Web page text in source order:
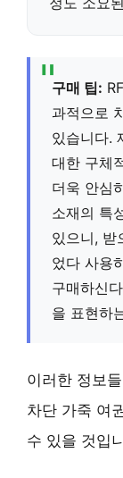
구매 팁:
과적으로
있습니다.
대한 구체
더욱 안심
소재의 특
있으니, 받
었다 사용
구매하신
을 표현하
이러한 정보
차단 가죽 여
수 있을 것입